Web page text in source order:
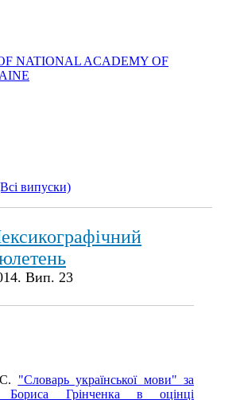
NATIONAL ACADEMY OF
випуски)
Вип. 23
"Словарь української мови" за
Бориса Грінченка в оцінці